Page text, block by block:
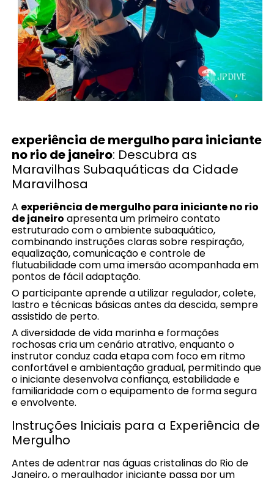
experiência de mergulho para iniciante
no rio de janeiro: Descubra as
Maravilhas Subaquáticas da Cidade
Maravilhosa
A experiência de mergulho para iniciante no rio
de janeiro apresenta um primeiro contato
estruturado com o ambiente subaquático,
combinando instruções claras sobre respiração,
equalização, comunicação e controle de
flutuabilidade com uma imersão acompanhada em
pontos de fácil adaptação.
O participante aprende a utilizar regulador, colete,
lastro e técnicas básicas antes da descida, sempre
assistido de perto.
A diversidade de vida marinha e formações
rochosas cria um cenário atrativo, enquanto o
instrutor conduz cada etapa com foco em ritmo
confortável e ambientação gradual, permitindo que
o iniciante desenvolva confiança, estabilidade e
familiaridade com o equipamento de forma segura
e envolvente.
Instruções Iniciais para a Experiência de
Mergulho
Antes de adentrar nas águas cristalinas do Rio de
Janeiro, o mergulhador iniciante passa por um